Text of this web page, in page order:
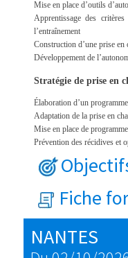
Mise en place d’outils
Apprentissage des
l’entraînement
Construction d’une prise en
Développement de
Stratégie de prise en
Élaboration d’un
Adaptation de la prise en
Mise en place de
Prévention des récidives et
Fiche
NANTES